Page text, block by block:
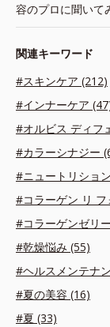
容のプロに聞いて
関連キーワード
#スキンケア (212)
#インナーケア
#オルビス ディフ
#カラーシナジー
#ニュートリショ
#コラーゲン リ フ
#コラーゲンゼリ
#乾燥悩み (55)
#ヘルスメンテナ
#夏の美容 (16)
#夏 (33)